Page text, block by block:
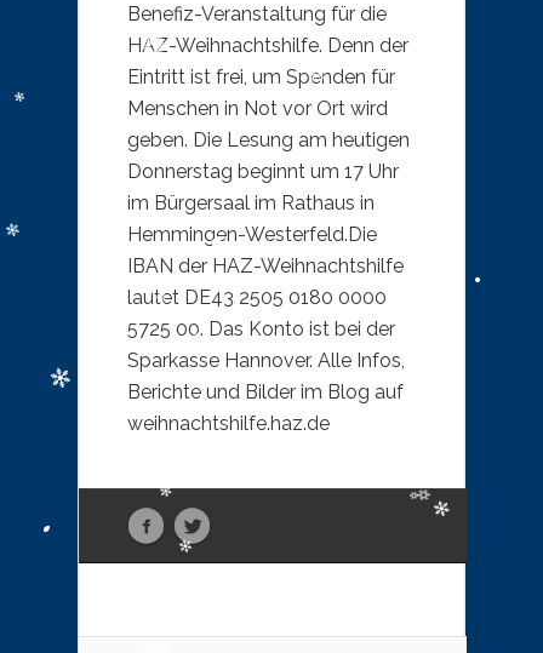
Benefiz-Veranstaltung für die
HAZ-Weihnachtshilfe. Denn der
Eintritt ist frei, um Spenden für
Menschen in Not vor Ort wird
geben. Die Lesung am heutigen
Donnerstag beginnt um 17 Uhr
im Bürgersaal im Rathaus in
Hemmingen-Westerfeld.Die
IBAN der HAZ-Weihnachtshilfe
lautet DE43 2505 0180 0000
5725 00. Das Konto ist bei der
Sparkasse Hannover. Alle Infos,
Berichte und Bilder im Blog auf
weihnachtshilfe.haz.de